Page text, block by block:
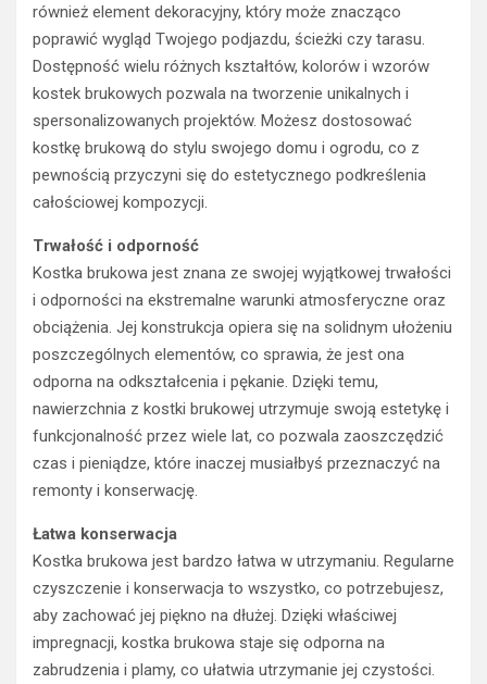
również element dekoracyjny, który może znacząco
poprawić wygląd Twojego podjazdu, ścieżki czy tarasu.
Dostępność wielu różnych kształtów, kolorów i wzorów
kostek brukowych pozwala na tworzenie unikalnych i
spersonalizowanych projektów. Możesz dostosować
kostkę brukową do stylu swojego domu i ogrodu, co z
pewnością przyczyni się do estetycznego podkreślenia
całościowej kompozycji.
Trwałość i odporność
Kostka brukowa jest znana ze swojej wyjątkowej trwałości
i odporności na ekstremalne warunki atmosferyczne oraz
obciążenia. Jej konstrukcja opiera się na solidnym ułożeniu
poszczególnych elementów, co sprawia, że jest ona
odporna na odkształcenia i pękanie. Dzięki temu,
nawierzchnia z kostki brukowej utrzymuje swoją estetykę i
funkcjonalność przez wiele lat, co pozwala zaoszczędzić
czas i pieniądze, które inaczej musiałbyś przeznaczyć na
remonty i konserwację.
Łatwa konserwacja
Kostka brukowa jest bardzo łatwa w utrzymaniu. Regularne
czyszczenie i konserwacja to wszystko, co potrzebujesz,
aby zachować jej piękno na dłużej. Dzięki właściwej
impregnacji, kostka brukowa staje się odporna na
zabrudzenia i plamy, co ułatwia utrzymanie jej czystości.